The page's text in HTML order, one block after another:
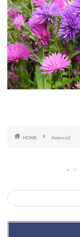
HOME Astercv2